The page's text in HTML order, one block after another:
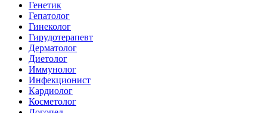
Генетик
Гепатолог
Гинеколог
Гирудотерапевт
Дерматолог
Диетолог
Иммунолог
Инфекционист
Кардиолог
Косметолог